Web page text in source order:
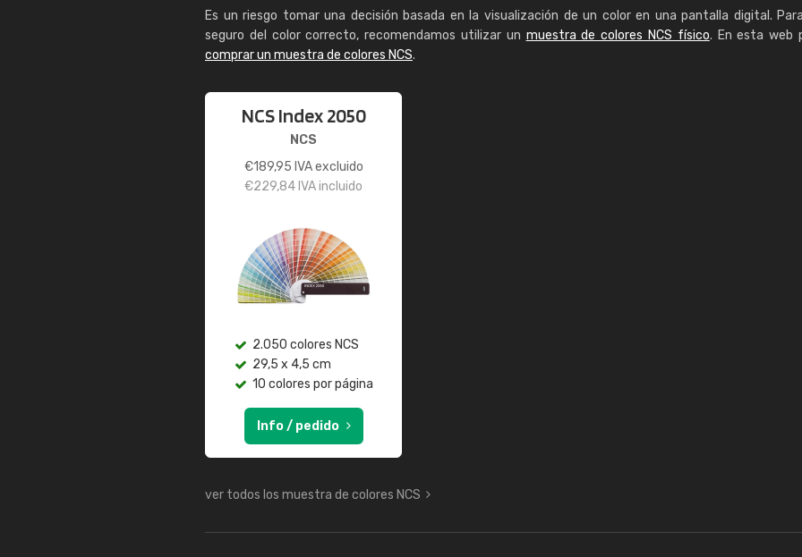
Es un riesgo tomar una decisión basada en la visualización de un color en una pantalla digital.
seguro del color correcto, recomendamos utilizar un muestra de colores NCS físico. En esta web
comprar un muestra de colores NCS.
NCS Index 2050
NCS
€189,95 IVA excluido
€229,84 IVA incluido
2.050 colores NCS
29,5 x 4,5 cm
10 colores por página
Info / pedido
ver todos los muestra de colores NCS